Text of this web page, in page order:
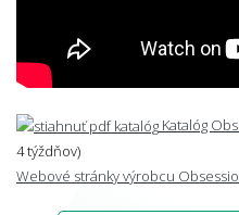
Katalóg
4 týždňov)
Webové stránky výrobcu